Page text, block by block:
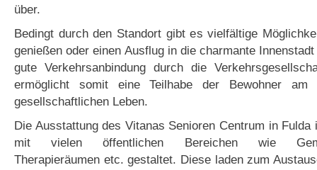
über.
Bedingt durch den Standort gibt es vielfältige
genießen oder einen Ausflug in die charmante
gute Verkehrsanbindung durch die
ermöglicht somit eine Teilhabe der Bewohner am
gesellschaftlichen Leben.
Die Ausstattung des Vitanas Senioren Centrum in Fulda
mit vielen öffentlichen Bereichen wie
Therapieräumen etc. gestaltet. Diese laden zum